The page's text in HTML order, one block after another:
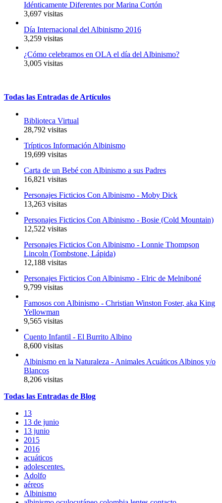
Idénticamente Diferentes por Marina Cortón
3,697 visitas
Día Internacional del Albinismo 2016
3,259 visitas
¿Cómo celebramos en OLA el día del Albinismo?
3,005 visitas
Todas las Entradas de Artículos
Biblioteca Virtual
28,792 visitas
Trípticos Información Albinismo
19,699 visitas
Carta de un Bebé con Albinismo a sus Padres
16,821 visitas
Personajes Ficticios Con Albinismo - Moby Dick
13,263 visitas
Personajes Ficticios Con Albinismo - Bosie (Cold Mountain)
12,522 visitas
Personajes Ficticios Con Albinismo - Lonnie Thompson
Lincoln (Tombstone, Lápida)
12,188 visitas
Personajes Ficticios Con Albinismo - Elric de Melniboné
9,799 visitas
Famosos con Albinismo - Christian Winston Foster, aka King
Yellowman
9,565 visitas
Cuento Infantil - El Burrito Albino
8,600 visitas
Albinismo en la Naturaleza - Animales Acuáticos Albinos y/o
Blancos
8,206 visitas
Todas las Entradas de Blog
13
13 de junio
13 junio
2015
2016
acuáticos
adolescentes.
Adolfo
aéreos
Albinismo